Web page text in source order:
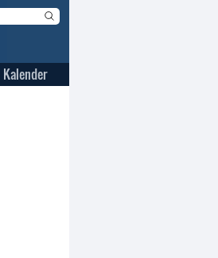
Kalender